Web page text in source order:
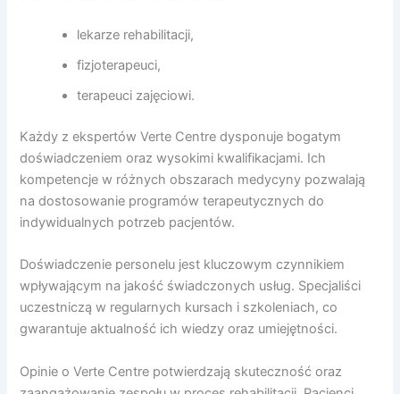
lekarze rehabilitacji,
fizjoterapeuci,
terapeuci zajęciowi.
Każdy z ekspertów Verte Centre dysponuje bogatym
doświadczeniem oraz wysokimi kwalifikacjami. Ich
kompetencje w różnych obszarach medycyny pozwalają
na dostosowanie programów terapeutycznych do
indywidualnych potrzeb pacjentów.
Doświadczenie personelu jest kluczowym czynnikiem
wpływającym na jakość świadczonych usług. Specjaliści
uczestniczą w regularnych kursach i szkoleniach, co
gwarantuje aktualność ich wiedzy oraz umiejętności.
Opinie o Verte Centre potwierdzają skuteczność oraz